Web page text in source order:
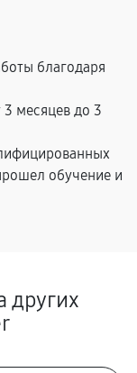
благодаря
месяцев до 3
обучение и
других